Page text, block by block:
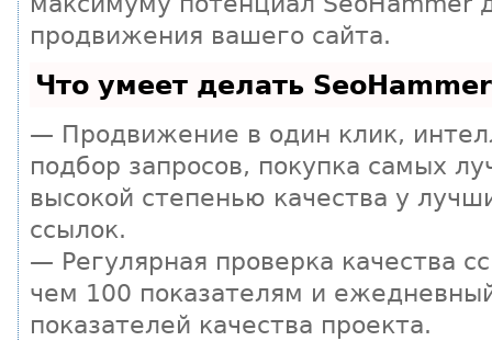
продвижения вашего сайта.
Что умеет делать SeoHammer
— Продвижение в один клик,
подбор запросов, покупка самых
высокой степенью качества у
ссылок.
— Регулярная проверка качества
чем 100 показателям и
показателей качества проекта.